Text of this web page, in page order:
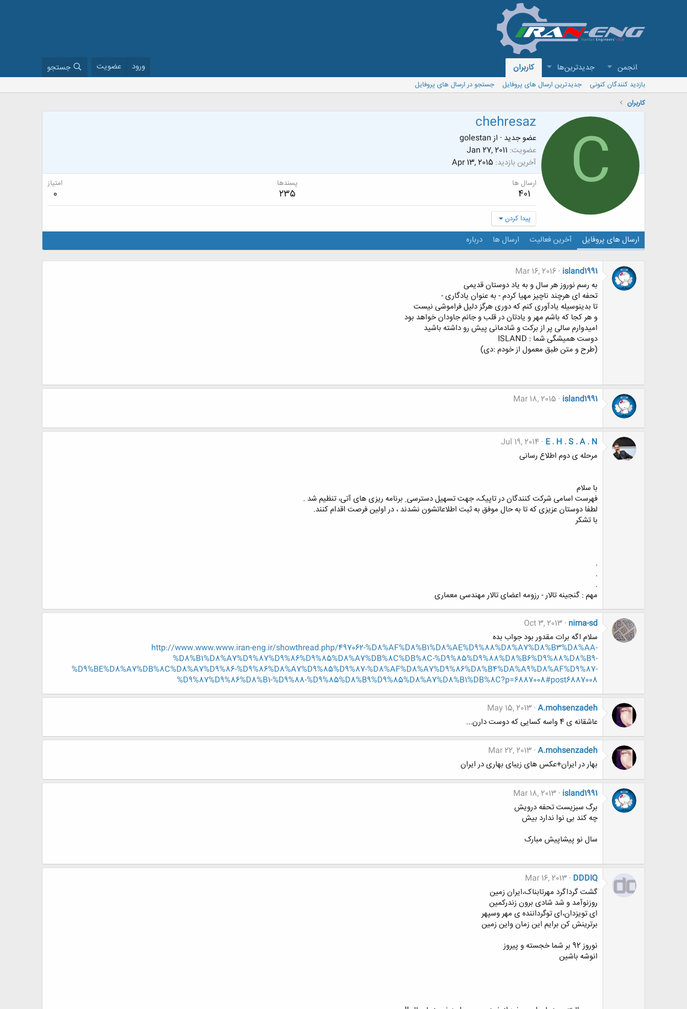
انجمن جدیدترین‌ها کاربران ورود عضویت جستجو
بازدید کنندگان کنونی جدیدترین ارسال های پروفایل
جستجو در ارسال های پروفایل
کاربران
C
chehresaz
عضو جدید · از golestan
عضویت Jan 27, 2011
آخرین بازدید Apr 13, 2015
ارسال ها
401
پسندها
235
امتیاز
0
پیدا کردن
ارسال های پروفایل آخرین فعالیت ارسال ها درباره
island1991
Mar 16, 2016
به رسم نوروز هر سال و به یاد دوستان قدیمی
تحفه ای هرچند ناچیز مهیا کردم - به عنوان یادگاری -
تا بدینوسیله یادآوری کنم که دوری هرگز دلیل فراموشی نیست
و هر کجا که باشم مهر و یادتان در قلب و جانم جاودان خواهد بود
امیدوارم سالی پر از برکت و شادمانی پیش رو داشته باشید
دوست همیشگی شما : ISLAND
(طرح و متن طبق معمول از خودم :دی)
island1991
Mar 18, 2015
E . H . S . A . N
Jul 19, 2014
مرحله ی دوم اطلاع رسانی
با سلام
فهرست اسامی شرکت کنندگان در تاپیک، جهت تسهیل دسترسی ِ برنامه ریزی های آتی، تنظیم شد .
لطفا دوستان عزیزی که تا به حال موفق به ثبت اطلاعاتشون نشدند ، در اولین فرصت اقدام کنند.
با تشکر
.
.
.
مهم : گنجینه تالار - رزومه اعضای تالار مهندسی معماری
nima-sd
Oct 3, 2013
سلام اگه برات مقدور بود جواب بده
http://www.www.www.iran-eng.ir/showthread.php/497062-%D8%AF%D8%B1%D8%AE%D9%88%D8%A7%D8%B3%D8%AA-
%D8%B1%D8%A7%D9%87%D9%86%D9%85%D8%A7%DB%8C%DB%8C-%D9%85%D9%88%D8%B6%D9%88%D8%B9-
%D9%BE%D8%A7%DB%8C%D8%A7%D9%86-%D9%86%D8%A7%D9%85%D9%87-%D8%AF%D8%A7%D9%86%D8%B4%DA%A9%D8%AF%D9%87-
%D9%87%D9%86%D8%B1-%D9%88-%D9%85%D8%B9%D9%85%D8%A7%D8%B1%DB%8C?p=6887008#post6887008
A.mohsenzadeh
May 15, 2013
عاشقانه ی 4 واسه کسایی که دوست دارن...
A.mohsenzadeh
Mar 22, 2013
بهار در ایران+عکس های زیبای بهاری در ایران
island1991
Mar 18, 2013
برگ سبزیست تحفه درویش
چه کند بی نوا ندارد بیش
سال نو پیشاپیش مبارک
DDDIQ
Mar 16, 2013
گشت گرداگرد مهرتابناک،ایران زمین
روزنوآمد و شد شادی برون زندرکمین
ای تویزدان،ای توگرداننده ی مهر وسپهر
برترینش کن برایم این زمان واین زمین
نوروز 92 بر شما خجسته و پیروز
انوشه باشین